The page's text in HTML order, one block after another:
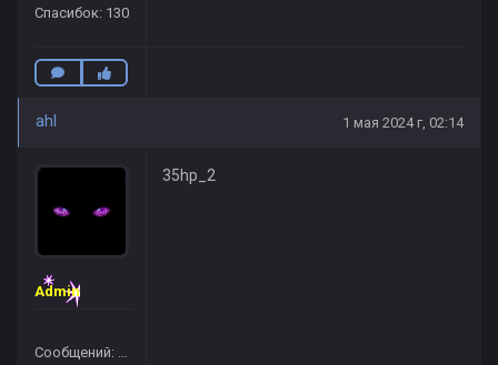
Спасибок: 130
ahl 1 мая 2024 г, 02:14
Admin
Сообщений: 109
35hp_2